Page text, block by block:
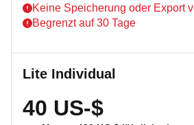
Keine Speicherung oder Export
Begrenzt auf 30 Tage
Lite Individual
40 US-$